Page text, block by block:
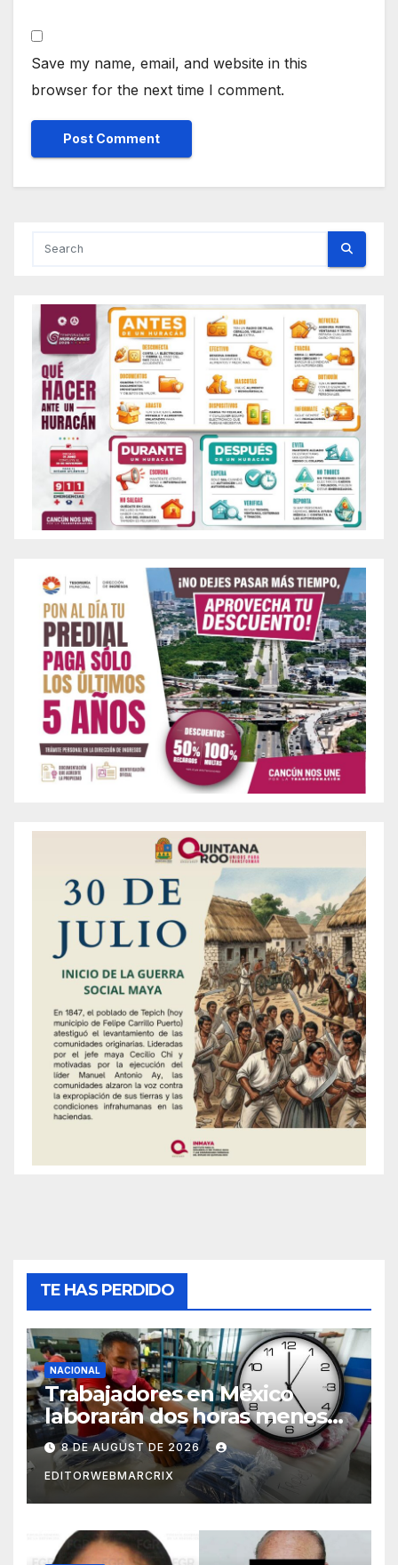
Save my name, email, and website in this
browser for the next time I comment.
TE HAS PERDIDO
NACIONAL
Trabajadores en México
laborarán dos horas menos
desde 2027
8 DE AUGUST DE 2026
EDITORWEBMARCRIX